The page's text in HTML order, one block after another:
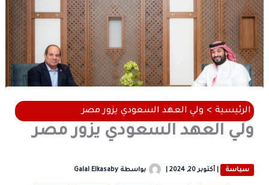
الرئيسية ولي العهد السعودي يزور مصر
ولي العهد السعودي يزور مصر
سياسة |أكتوبر 20, 2024 بواسطة Galal Elkasaby